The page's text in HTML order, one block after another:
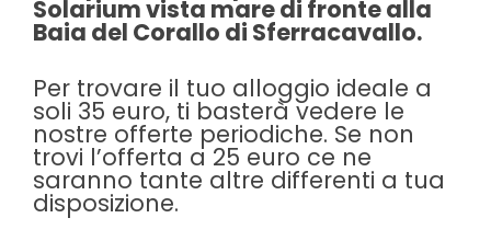
Solarium vista mare di fronte alla
Baia del Corallo di Sferracavallo.
Per trovare il tuo alloggio ideale a
soli 35 euro, ti basterà vedere le
nostre offerte periodiche. Se non
trovi l’offerta a 25 euro ce ne
saranno tante altre differenti a tua
disposizione.